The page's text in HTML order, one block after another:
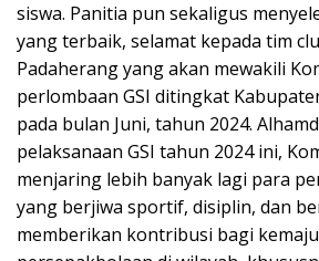
siswa. Panitia pun sekaligus
yang terbaik, selamat kepada tim
Padaherang yang akan mewakili
perlombaan GSI ditingkat
pada bulan Juni, tahun 2024.
pelaksanaan GSI tahun 2024 ini,
menjaring lebih banyak lagi para
yang berjiwa sportif, disiplin, dan
memberikan kontribusi bagi